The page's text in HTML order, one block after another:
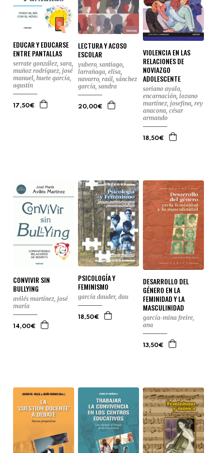
EDUCAR Y EDUCARSE
ENTRE PANTALLAS
serrate gonzález, sara,
muñoz rodríguez, josé
manuel, huete garcía,
agustín
17,50€
LECTURA Y ACOSO
ESCOLAR
yubero, santiago,
larrañaga, elisa,
navarro, raúl, sánchez
garcía, sandra
20,00€
VIOLENCIA EN LAS
RELACIONES DE
NOVIAZGO
ADOLESCENTE
soriano ayala,
encarnación, lozano
martínez, josefina, rey
anacona, césar
armando
18,50€
CONVIVIR SIN
BULLYING
avilés martínez, josé
maría
14,00€
PSICOLOGÍA Y
FEMINISMO
garcía dauder, dau
18,50€
DESARROLLO DEL
GÉNERO EN LA
FEMINIDAD Y LA
MASCULINIDAD
garcía-mina freire,
ana
13,50€